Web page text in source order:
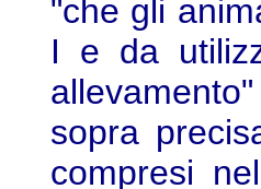
"che gli
I e da
sopra
compresi